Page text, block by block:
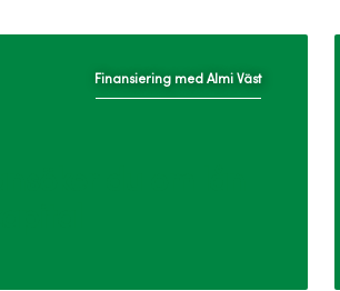
Finansiering med Almi Väst